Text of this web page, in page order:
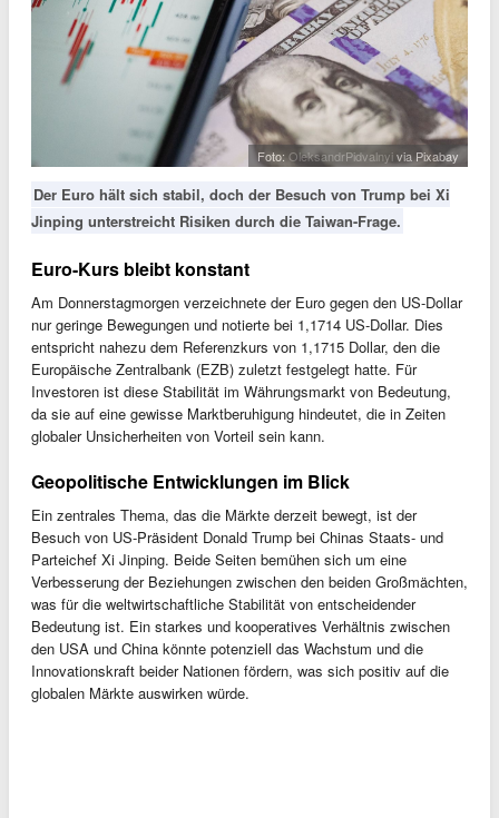
Foto:OleksandrPidvalnyivia Pixabay
Der Euro hält sich stabil, doch der Besuch von Trump bei Xi
Jinping unterstreicht Risiken durch die Taiwan-Frage.
Euro-Kurs bleibt konstant
Am Donnerstagmorgen verzeichnete der Euro gegen den US-Dollar
nur geringe Bewegungen und notierte bei 1,1714 US-Dollar. Dies
entspricht nahezu dem Referenzkurs von 1,1715 Dollar, den die
Europäische Zentralbank (EZB) zuletzt festgelegt hatte. Für
Investoren ist diese Stabilität im Währungsmarkt von Bedeutung,
da sie auf eine gewisse Marktberuhigung hindeutet, die in Zeiten
globaler Unsicherheiten von Vorteil sein kann.
Geopolitische Entwicklungen im Blick
Ein zentrales Thema, das die Märkte derzeit bewegt, ist der
Besuch von US-Präsident Donald Trump bei Chinas Staats- und
Parteichef Xi Jinping. Beide Seiten bemühen sich um eine
Verbesserung der Beziehungen zwischen den beiden Großmächten,
was für die weltwirtschaftliche Stabilität von entscheidender
Bedeutung ist. Ein starkes und kooperatives Verhältnis zwischen
den USA und China könnte potenziell das Wachstum und die
Innovationskraft beider Nationen fördern, was sich positiv auf die
globalen Märkte auswirken würde.